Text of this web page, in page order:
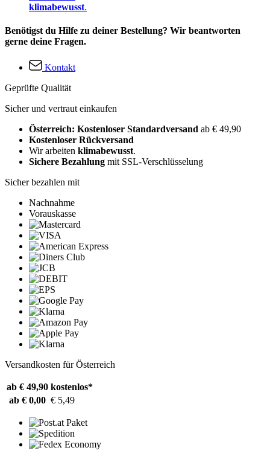
klimabewusst.
Benötigst du Hilfe zu deiner Bestellung? Wir beantworten
gerne deine Fragen.
Kontakt
Geprüfte Qualität
Sicher und vertraut einkaufen
Österreich: Kostenloser Standardversand ab € 49,90
Kostenloser Rückversand
Wir arbeiten klimabewusst.
Sichere Bezahlung mit SSL-Verschlüsselung
Sicher bezahlen mit
Nachnahme
Vorauskasse
Versandkosten für Österreich
ab € 49,90 kostenlos*
ab € 0,00 € 5,49